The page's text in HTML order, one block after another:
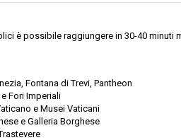
è possibile raggiungere in 30-40 minuti
Fontana di Trevi, Pantheon
Fori Imperiali
e Musei Vaticani
e Galleria Borghese